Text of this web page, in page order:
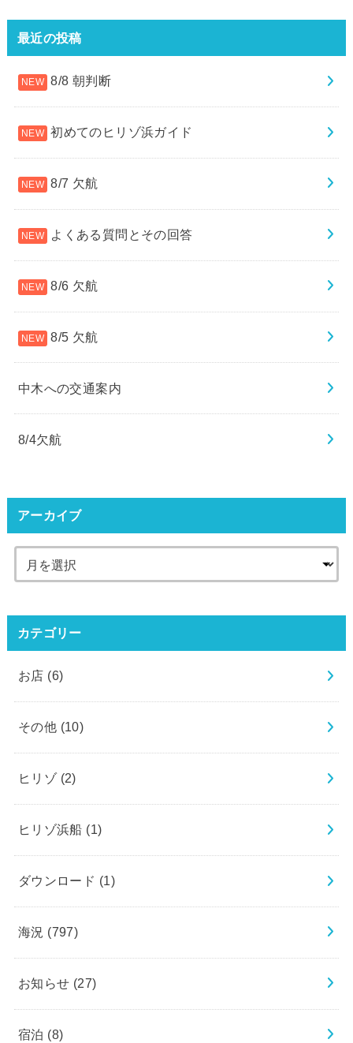
最近の投稿
8/8 朝判断
初めてのヒリゾ浜ガイド
8/7 欠航
よくある質問とその回答
8/6 欠航
8/5 欠航
中木への交通案内
8/4欠航
アーカイブ
カテゴリー
お店 (6)
その他 (10)
ヒリゾ (2)
ヒリゾ浜船 (1)
ダウンロード (1)
海況 (797)
お知らせ (27)
宿泊 (8)